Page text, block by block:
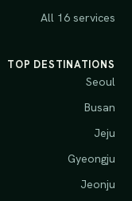
All 16 services
TOP DESTINATIONS
Seoul
Busan
Jeju
Gyeongju
Jeonju